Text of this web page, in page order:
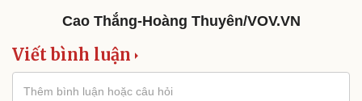
Cao Thắng-Hoàng Thuyên/VOV.VN
Viết bình luận